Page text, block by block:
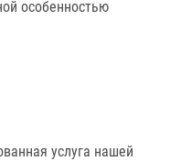
особенностью
услуга нашей